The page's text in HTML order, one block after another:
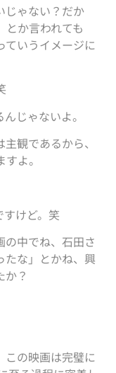
じゃない？だか
とか言われても
ていうイメージに
じゃないよ。
観であるから、
よ。
けど。笑
の中でね、石田さ
たな」とかね、興
か？
この映画は完璧に